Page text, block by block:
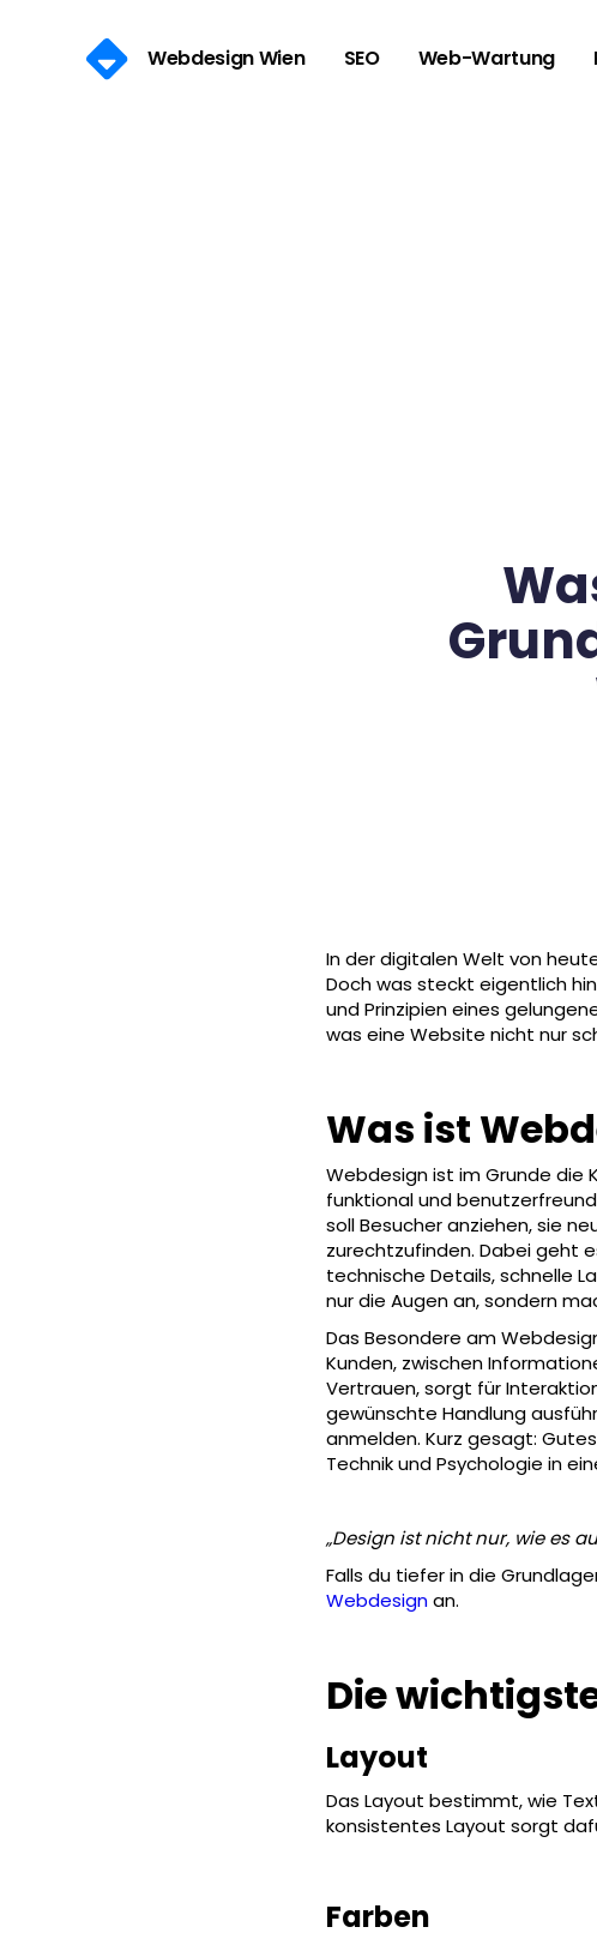
Webdesign Wien SEO Web-Wartung
In der digitalen Welt von
Doch was steckt eigentlich
und Prinzipien eines
was eine Website nicht nur
Was ist
Webdesign ist im Grunde die
funktional und
soll Besucher anziehen, sie
zurechtzufinden. Dabei geht
technische Details, schnelle
nur die Augen an, sondern
Das Besondere am
Kunden, zwischen
Vertrauen, sorgt für
gewünschte Handlung
anmelden. Kurz gesagt:
Technik und Psychologie in
„Design ist nicht nur, wie es
Falls du tiefer in die
Webdesignan.
Die
Layout
Das Layout bestimmt, wie
konsistentes Layout sorgt
Farben